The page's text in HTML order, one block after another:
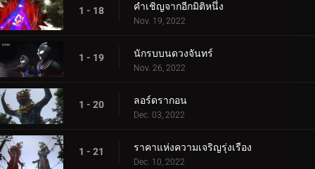
1 - 18 คำเชิญจากอีกมิติหนึ่ง
Nov. 19, 2022
1 - 19 นักรบบนดวงจันทร์
Nov. 26, 2022
1 - 20 ลอร์ดรากอน
Dec. 03, 2022
1 - 21 ราคาแห่งความเจริญรุ่งเรือง
Dec. 10, 2022